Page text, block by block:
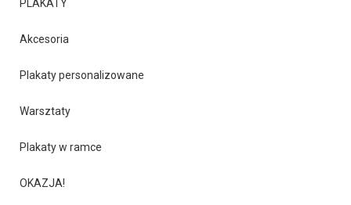
PLAKATY
Akcesoria
Plakaty personalizowane
Warsztaty
Plakaty w ramce
OKAZJA!